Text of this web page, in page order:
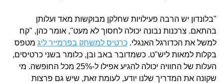
"בלונדון יש הרבה פעילויות שחלקן מבוקשות מאד ועלותן
בהתאם. צרכנות נבונה יכולה לחסוך לא מעט", אומר כהן, "קח
למשל את הכדורגל האנגלי.כרטיס למשחק בפרמייר ליג מטפס
בקלות למאות ליש"ט. כשמדובר באב ובן, כלומר בשני כרטיסים,
העלות של החוויה יכולה להגיע אפילו ל-25% מכל החופשה. מי
שקונה את המדריך שלנו יודע, לעומת זאת, שיש גם פרצות